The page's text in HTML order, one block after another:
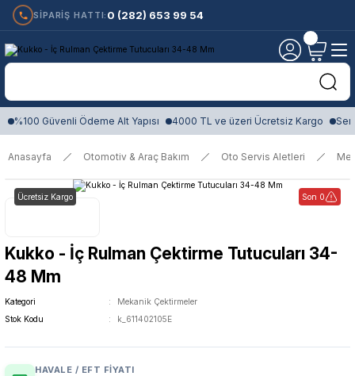
SİPARİŞ HATTI: 0 (282) 653 99 54
%100 Güvenli Ödeme Alt Yapısı 4000 TL ve üzeri Ücretsiz Kargo
Anasayfa Otomotiv & Araç Bakım Oto Servis Aletleri
Ücretsiz Kargo Son 0
Kukko - İç Rulman Çektirme Tutucuları 34-
48 Mm
Kategori
Mekanik Çektirmeler
Stok Kodu
k_611402105E
HAVALE / EFT FIYATI